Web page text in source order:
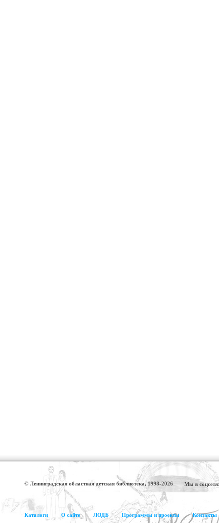
© Ленинградская областная детская библиотека, 1998-2026 Мы в
Каталоги О сайте ЛОДБ Программы и проекты Контакты